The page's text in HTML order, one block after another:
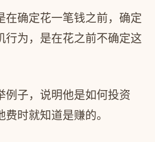
在确定花一笔钱之前，确定
行为，是在花之前不确定这
例子，说明他是如何投资
时就知道是赚的。